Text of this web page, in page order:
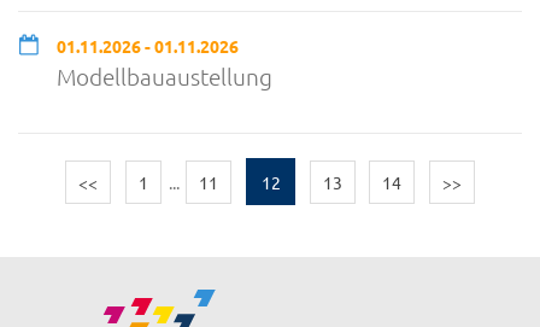
01.11.2026 - 01.11.2026
Modellbauaustellung
<< 1 ... 11 12 13 14 >>